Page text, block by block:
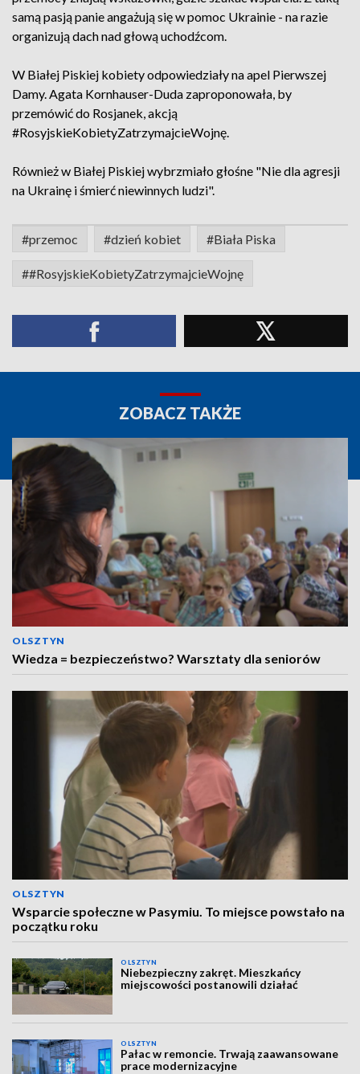
samą pasją panie angażują się w pomoc Ukrainie - na razie
organizują dach nad głową uchodźcom.
W Białej Piskiej kobiety odpowiedziały na apel Pierwszej
Damy. Agata Kornhauser-Duda zaproponowała, by
przemówić do Rosjanek, akcją
#RosyjskieKobietyZatrzymajcieWojnę.
Również w Białej Piskiej wybrzmiało głośne "Nie dla agresji
na Ukrainę i śmierć niewinnych ludzi".
#przemoc #dzień kobiet #Biała Piska
##RosyjskieKobietyZatrzymajcieWojnę
ZOBACZ TAKŻE
OLSZTYN
Wiedza = bezpieczeństwo? Warsztaty dla seniorów
OLSZTYN
Wsparcie społeczne w Pasymiu. To miejsce powstało na
początku roku
OLSZTYN
Niebezpieczny zakręt. Mieszkańcy
miejscowości postanowili działać
OLSZTYN
Pałac w remoncie. Trwają zaawansowane
prace modernizacyjne